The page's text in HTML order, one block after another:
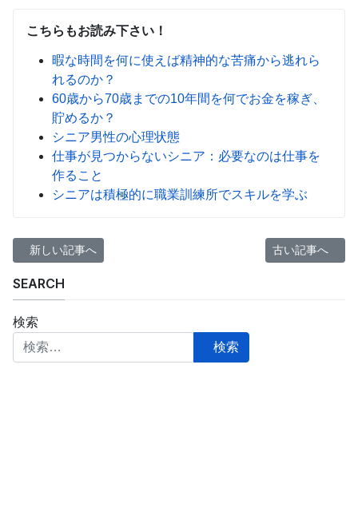
こちらもお読み下さい！
暇な時間を何に使えば精神的な苦痛から逃れら
れるのか？
60歳から70歳までの10年間を何でお金を稼ぎ、
貯めるか？
シニア男性の心理状態
仕事が見つからないシニア：必要なのは仕事を
作ること
シニアは積極的に職業訓練所でスキルを学ぶ
前の記事へ: 運動習慣、社会との繋がり、やりたいことで新しい生
新しい記事へ 次の記事へ: 仕
古い記事へ
SEARCH
検索
検索